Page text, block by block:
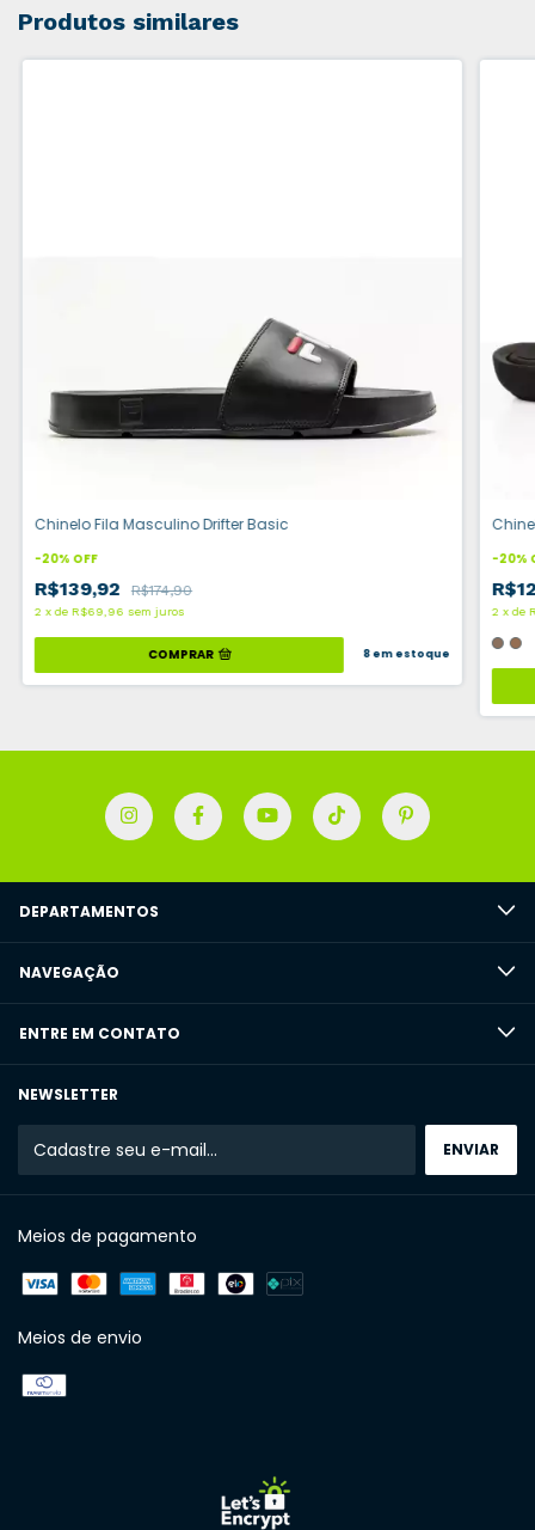
Produtos similares
Chinelo Fila Masculino Drifter Basic
-20% OFF
R$139,92 R$174,90
2 xde R$69,96 sem juros
COMPRAR 8em estoque
-20%
2 xde
DEPARTAMENTOS
NAVEGAÇÃO
ENTRE EM CONTATO
NEWSLETTER
Meios de pagamento
Meios de envio